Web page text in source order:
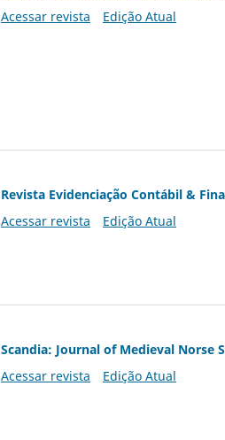
Acessar revista
Edição Atual
Revista Evidenciação Contábil &
Acessar revista
Edição Atual
Scandia: Journal of Medieval Norse
Acessar revista
Edição Atual